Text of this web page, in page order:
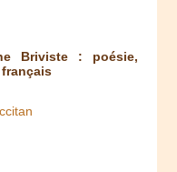
Briviste : poésie,